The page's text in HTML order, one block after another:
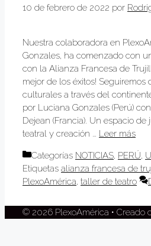
10 de febrero de 2022 por
Nuestra colaboradora en
Gonzales, ha comenzado con
con la Alianza Francesa de
mejor de los éxitos!
culturales a través del
por Luciana Gonzales (Perú)
Dejean (Francia). Un espacio
teatral y creación … Leer más
Categorías NOTICIAS, PERÚ,
Etiquetas alianza francesa de
PlexoAmérica, taller de teatro
© 2026 PlexoAmérica • Creado